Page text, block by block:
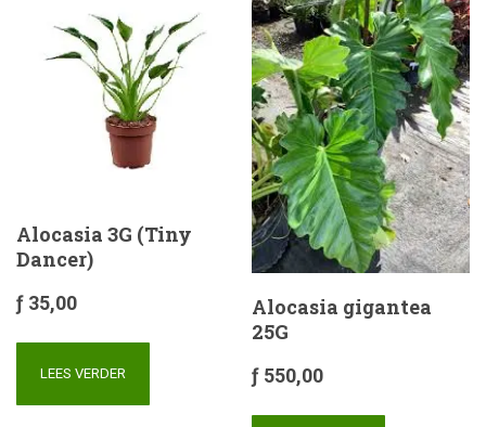
Alocasia 3G (Tiny
Dancer)
ƒ 35,00
LEES VERDER
Alocasia gigantea
25G
ƒ 550,00